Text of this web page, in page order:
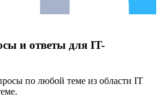
и ответы для IT-
по любой теме из области IT